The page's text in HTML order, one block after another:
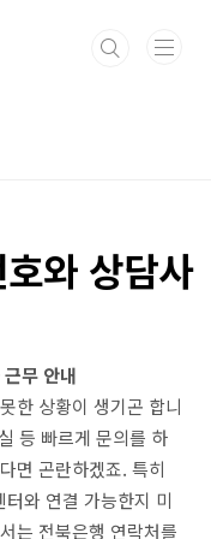
와 상담사
무 안내
한 상황이 생기곤 합니
등 빠르게 문의를 하
면 곤란하겠죠. 특히
와 연결 가능한지 미
는 전북은행 연락처를